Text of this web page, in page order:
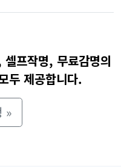
프작명, 무료감명의
두 제공합니다.
»